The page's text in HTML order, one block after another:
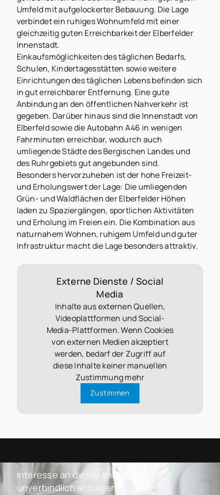
Umfeld mit aufgelockerter Bebauung. Die Lage
verbindet ein ruhiges Wohnumfeld mit einer
gleichzeitig guten Erreichbarkeit der Elberfelder
Innenstadt.
Einkaufsmöglichkeiten des täglichen Bedarfs,
Schulen, Kindertagesstätten sowie weitere
Einrichtungen des täglichen Lebens befinden sich
in gut erreichbarer Entfernung. Eine gute
Anbindung an den öffentlichen Nahverkehr ist
gegeben. Darüber hinaus sind die Innenstadt von
Elberfeld sowie die Autobahn A46 in wenigen
Fahrminuten erreichbar, wodurch auch
umliegende Städte des Bergischen Landes und
des Ruhrgebiets gut angebunden sind.
Besonders hervorzuheben ist der hohe Freizeit-
und Erholungswert der Lage: Die umliegenden
Grün- und Waldflächen der Elberfelder Höhen
laden zu Spaziergängen, sportlichen Aktivitäten
und Erholung im Freien ein. Die Kombination aus
naturnahem Wohnen, ruhigem Umfeld und guter
Infrastruktur macht die Lage besonders attraktiv.
Externe Dienste / Social
Media
Inhalte aus externen Quellen,
Videoplattformen und Social-
Media-Plattformen. Wenn Cookies
von externen Medien akzeptiert
werden, bedarf der Zugriff auf
diese Inhalte keiner manuellen
Zustimmung mehr
Zustimmen
Interesse an dieser Immobilie? Jetzt
unverbindlich anfragen.